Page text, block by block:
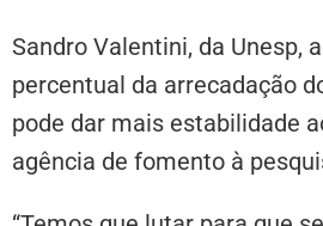
Sandro Valentini, da Unesp,
percentual da arrecadação
pode dar mais estabilidade
agência de fomento à